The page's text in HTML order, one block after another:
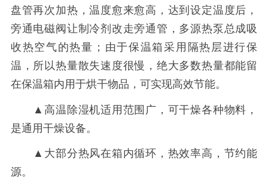
盘管再次加热，温度愈来愈高，达到设定温度后，
旁通电磁阀让制冷剂改走旁通管，多源热泵总成吸
收热空气的热量；由于保温箱采用隔热层进行保
温，所以热量散失速度很慢，绝大多数热量都能留
在保温箱内用于烘干物品，可实现高效节能。
▲高温除湿机适用范围广，可干燥各种物料，
是通用干燥设备。
▲大部分热风在箱内循环，热效率高，节约能
源。